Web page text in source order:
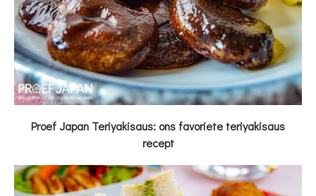
Proef Japan Teriyakisaus: ons favoriete teriyakisaus
recept